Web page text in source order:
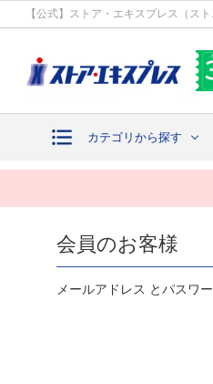
【公式】ストア・エキスプレス（ス
カテゴリから探す
会員のお客様
メールアドレス とパスワ